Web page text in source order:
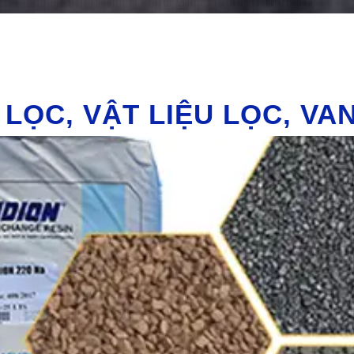
VẬT LIỆU LỌC,